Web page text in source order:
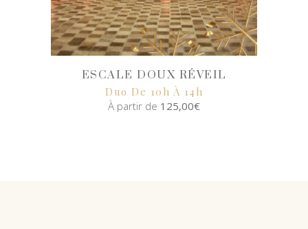
ESCALE DOUX RÉVEIL
Duo De 10h À 14h
À partir de 125,00€